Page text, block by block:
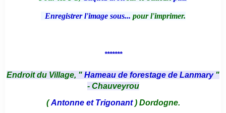
Enregistrer l'image sous... pour l'imprimer.
*******
Endroit du Village, " Hameau de forestage de Lanmary "
- Chauveyrou
(Antonne et Trigonant) Dordogne.